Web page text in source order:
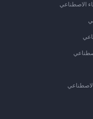
الاصطناعي